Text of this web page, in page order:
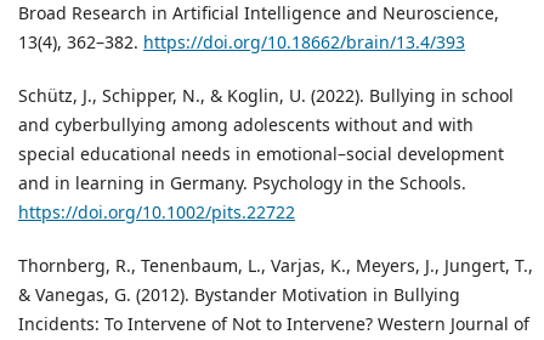
Broad Research in Artificial Intelligence and Neuroscience,
13(4), 362–382. https://doi.org/10.18662/brain/13.4/393
Schütz, J., Schipper, N., & Koglin, U. (2022). Bullying in school
and cyberbullying among adolescents without and with
special educational needs in emotional–social development
and in learning in Germany. Psychology in the Schools.
https://doi.org/10.1002/pits.22722
Thornberg, R., Tenenbaum, L., Varjas, K., Meyers, J., Jungert, T.,
& Vanegas, G. (2012). Bystander Motivation in Bullying
Incidents: To Intervene of Not to Intervene? Western Journal of